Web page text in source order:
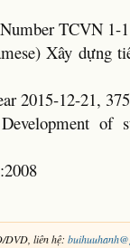
TCVN 1-
Xây dựng
2015-12-21,
of
DVD, liên hệ: